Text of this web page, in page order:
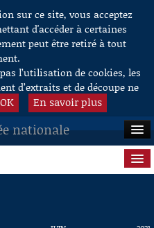
sur ce site, vous acceptez
d'accéder à certaines
peut être retiré à tout
pas l’utilisation de cookies, les
d’extraits et de découpe ne
OK En savoir plus
nationale